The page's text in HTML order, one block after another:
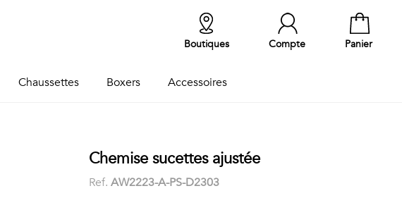
Panier
Compte
Boutiques
Chaussettes Boxers Accessoires
Chemise sucettes ajustée
Ref.AW2223-A-PS-D2303